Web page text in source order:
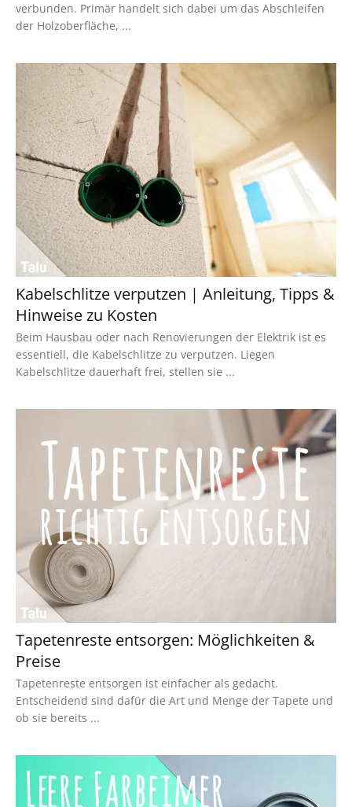
verbunden. Primär handelt sich dabei um das Abschleifen
der Holzoberfläche, ...
Kabelschlitze verputzen | Anleitung, Tipps &
Hinweise zu Kosten
Beim Hausbau oder nach Renovierungen der Elektrik ist es
essentiell, die Kabelschlitze zu verputzen. Liegen
Kabelschlitze dauerhaft frei, stellen sie ...
Tapetenreste entsorgen: Möglichkeiten &
Preise
Tapetenreste entsorgen ist einfacher als gedacht.
Entscheidend sind dafür die Art und Menge der Tapete und
ob sie bereits ...